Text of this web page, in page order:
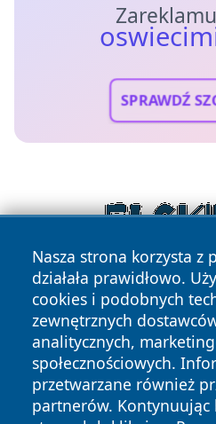
SPRAWDŹ
Nasza strona korzysta z
działała prawidłowo.
cookies i podobnych
zewnętrznych
analitycznych,
społecznościowych.
przetwarzane również
partnerów. Kontynuując
Copyright © 2026
zastrzeżone.